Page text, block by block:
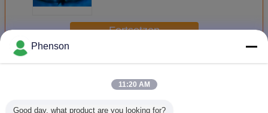
Fortsetzen
MehrFlexible LED Strip Lights
Phenson
11:20 AM
Good day, what product are you looking for?